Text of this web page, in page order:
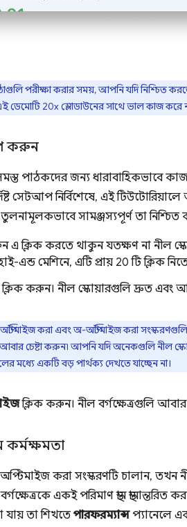
পরীক্ষা করার সময়, আপনি যদি নিশ্চিত
20x স্লোডাউনের সাথে ভাল কাজ করে
করুন
পাঠকদের জন্য ধারাবাহিকভাবে
সেটআপ নির্বিশেষে, এই
সামঞ্জস্যপূর্ণ তা
ক্লিক করতে থাকুন যতক্ষণ না নীল
এন্ড মেশিনে, এটি প্রায় 20 টি ক্লিক
ক্লিক করুন। নীল স্কোয়ারগুলি দ্রুত এবং
করা এবং অ-অপ্টিমাইজ করা
চেষ্টা করুন৷ আপনি যদি অনেকগুলি নীল
মধ্যে একটি বড় পার্থক্য দেখতে যাচ্ছেন না।
ক্লিক করুন। নীল বর্গক্ষেত্রগুলি
কর্মক্ষমতা
করা সংস্করণটি চালান, তখন
একই পরিমাণ স্থান
যায় তা শিখতে পারফরম্যান্সপ্যানেলে